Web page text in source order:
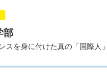
部
スを身に付けた真の「国際人